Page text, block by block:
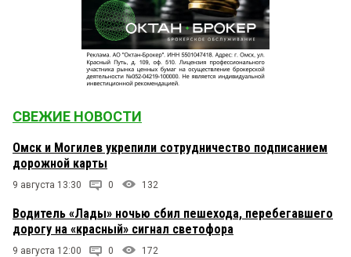
СВЕЖИЕ НОВОСТИ
Омск и Могилев укрепили сотрудничество подписанием
дорожной карты
9 августа 13:30 0 132
Водитель «Лады» ночью сбил пешехода, перебегавшего
дорогу на «красный» сигнал светофора
9 августа 12:00 0 172